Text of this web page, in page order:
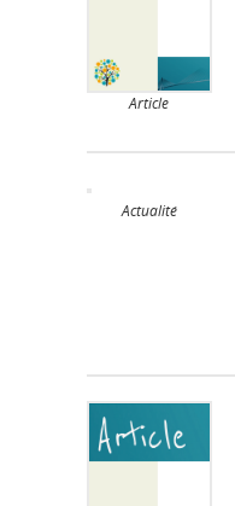
Article
Actualité